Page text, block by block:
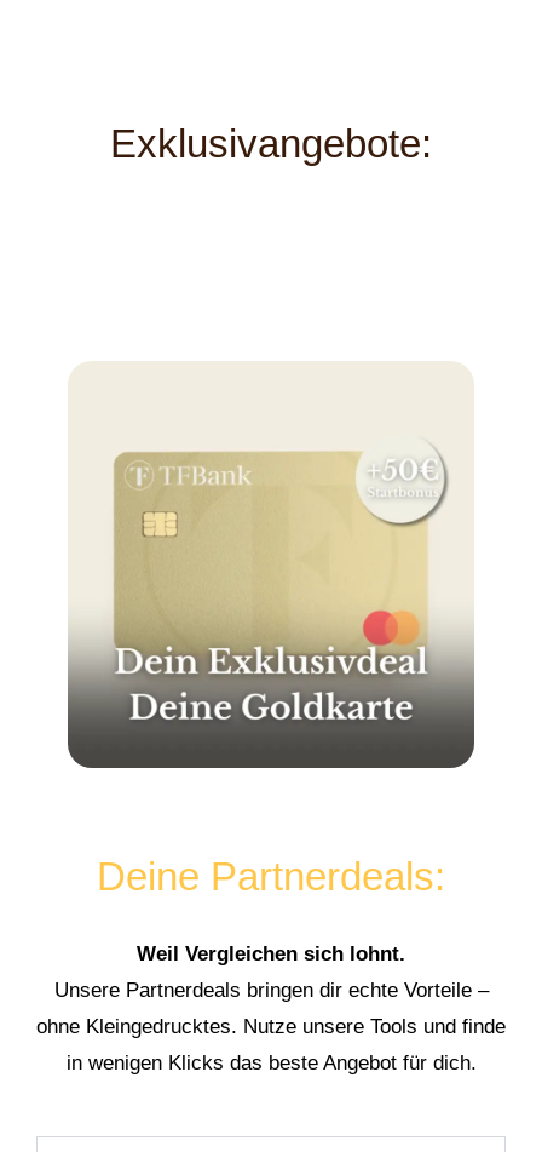
Exklusivangebote:
Deine Partnerdeals:
Weil Vergleichen sich lohnt.
Unsere Partnerdeals bringen dir echte Vorteile –
ohne Kleingedrucktes. Nutze unsere Tools und finde
in wenigen Klicks das beste Angebot für dich.